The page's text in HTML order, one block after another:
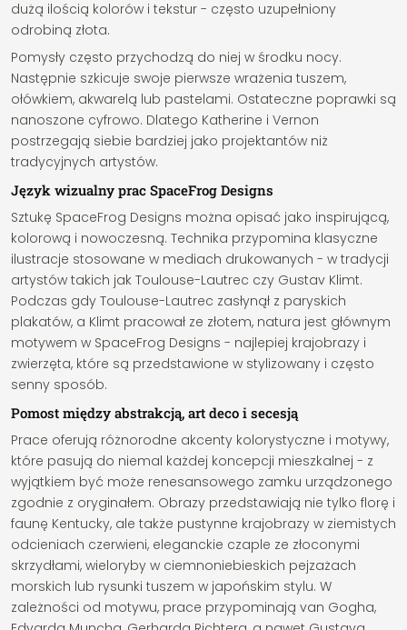
dużą ilością kolorów i tekstur - często uzupełniony
odrobiną złota.
Pomysły często przychodzą do niej w środku nocy.
Następnie szkicuje swoje pierwsze wrażenia tuszem,
ołówkiem, akwarelą lub pastelami. Ostateczne poprawki są
nanoszone cyfrowo. Dlatego Katherine i Vernon
postrzegają siebie bardziej jako projektantów niż
tradycyjnych artystów.
Język wizualny prac SpaceFrog Designs
Sztukę SpaceFrog Designs można opisać jako inspirującą,
kolorową i nowoczesną. Technika przypomina klasyczne
ilustracje stosowane w mediach drukowanych - w tradycji
artystów takich jak Toulouse-Lautrec czy Gustav Klimt.
Podczas gdy Toulouse-Lautrec zasłynął z paryskich
plakatów, a Klimt pracował ze złotem, natura jest głównym
motywem w SpaceFrog Designs - najlepiej krajobrazy i
zwierzęta, które są przedstawione w stylizowany i często
senny sposób.
Pomost między abstrakcją, art deco i secesją
Prace oferują różnorodne akcenty kolorystyczne i motywy,
które pasują do niemal każdej koncepcji mieszkalnej - z
wyjątkiem być może renesansowego zamku urządzonego
zgodnie z oryginałem. Obrazy przedstawiają nie tylko florę i
faunę Kentucky, ale także pustynne krajobrazy w ziemistych
odcieniach czerwieni, eleganckie czaple ze złoconymi
skrzydłami, wieloryby w ciemnoniebieskich pejzażach
morskich lub rysunki tuszem w japońskim stylu. W
zależności od motywu, prace przypominają van Gogha,